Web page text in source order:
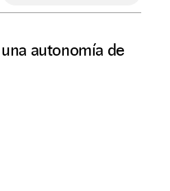
autonomía de